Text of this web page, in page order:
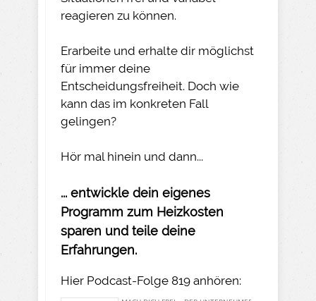
reagieren zu können.
Erarbeite und erhalte dir möglichst
für immer deine
Entscheidungsfreiheit. Doch wie
kann das im konkreten Fall
gelingen?
Hör mal hinein und dann...
... entwickle dein eigenes
Programm zum Heizkosten
sparen und teile deine
Erfahrungen.
Hier Podcast-Folge 819 anhören: